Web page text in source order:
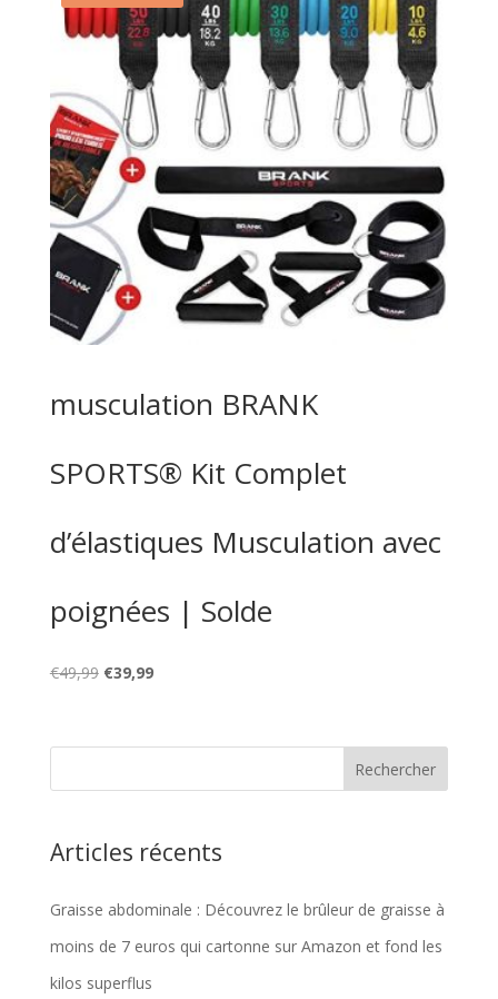
musculation BRANK
SPORTS® Kit Complet
d’élastiques Musculation avec
poignées | Solde
€49,99 Le
était :
€39,99Le
est :
Articles récents
Graisse abdominale : Découvrez le brûleur de graisse à
moins de 7 euros qui cartonne sur Amazon et fond les
kilos superflus